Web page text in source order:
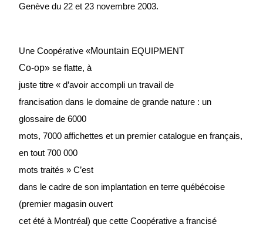
Genève du 22 et 23 novembre 2003.
Une Coopérative «Mountain EQUIPMENT
Co-op» se flatte, à
juste titre « d’avoir accompli un travail de
francisation dans le domaine de grande nature : un
glossaire de 6000
mots, 7000 affichettes et un premier catalogue en français,
en tout 700 000
mots traités » C’est
dans le cadre de son implantation en terre québécoise
(premier magasin ouvert
cet été à Montréal) que cette Coopérative a francisé